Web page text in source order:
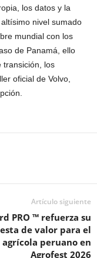
los datos y la
nivel sumado
mundial con los
de Panamá, ello
transición, los
oficial de Volvo,
Artículo siguiente
PRO ™ refuerza su
de valor para el
peruano en
Agrofest 2026